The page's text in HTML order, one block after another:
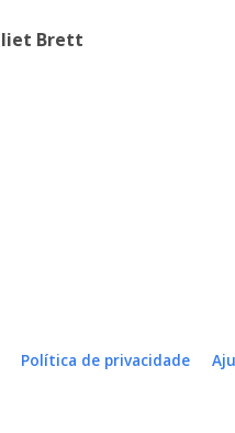
Brett
Política de privacidade